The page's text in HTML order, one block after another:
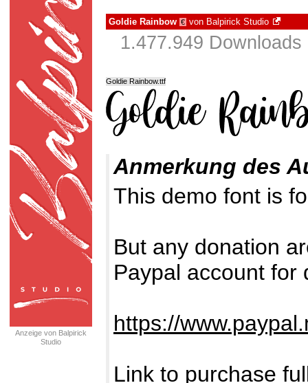
Anzeige von Balpirick
Studio
Goldie Rainbow € von Balpirick Studio
1.477.949
Goldie Rainbow.ttf
Anmerkung des
This demo font is
But any donation
Paypal account for
https://
Link to purchase